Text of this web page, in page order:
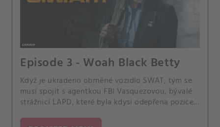
Episode 3 - Woah Black Betty
Když je ukradeno obrněné vozidlo SWAT, tým se
musí spojit s agentkou FBI Vasquezovou, bývalé
strážnicí LAPD, které byla kdysi odepřena pozice v
vozidla při potenciálním teroristickém útoku. A